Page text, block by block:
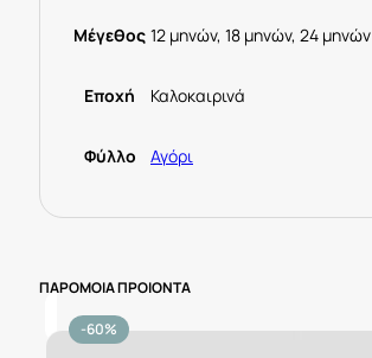
Μέγεθος 12 μηνών, 18 μηνών, 24 μηνών
Εποχή Καλοκαιρινά
Φύλλο Αγόρι
ΠΑΡΟΜΟΙΑ ΠΡΟΙΟΝΤΑ
-60%